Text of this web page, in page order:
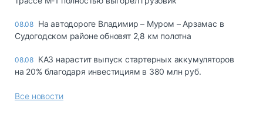
08.08 На автодороге Владимир – Муром – Арзамас в
Судогодском районе обновят 2,8 км полотна
08.08 КАЗ нарастит выпуск стартерных аккумуляторов
на 20% благодаря инвестициям в 380 млн руб.
Все новости